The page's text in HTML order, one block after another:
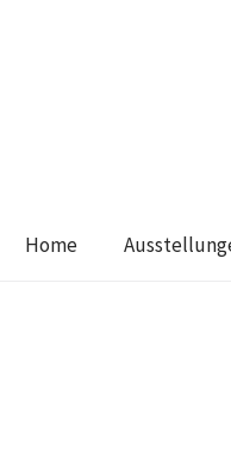
Home